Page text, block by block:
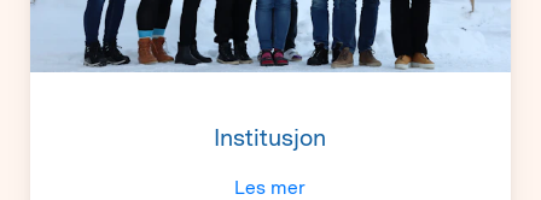
Institusjon
Les mer